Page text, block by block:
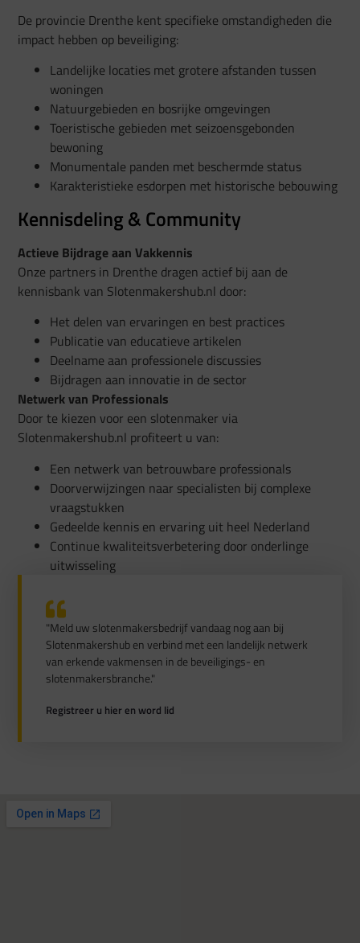
De provincie Drenthe kent specifieke omstandigheden die
impact hebben op beveiliging:
Landelijke locaties met grotere afstanden tussen
woningen
Natuurgebieden en bosrijke omgevingen
Toeristische gebieden met seizoensgebonden
bewoning
Monumentale panden met beschermde status
Karakteristieke esdorpen met historische bebouwing
Kennisdeling & Community
Actieve Bijdrage aan Vakkennis
Onze partners in Drenthe dragen actief bij aan de
kennisbank van Slotenmakershub.nl door:
Het delen van ervaringen en best practices
Publicatie van educatieve artikelen
Deelname aan professionele discussies
Bijdragen aan innovatie in de sector
Netwerk van Professionals
Door te kiezen voor een slotenmaker via
Slotenmakershub.nl profiteert u van:
Een netwerk van betrouwbare professionals
Doorverwijzingen naar specialisten bij complexe
vraagstukken
Gedeelde kennis en ervaring uit heel Nederland
Continue kwaliteitsverbetering door onderlinge
uitwisseling
"Meld uw slotenmakersbedrijf vandaag nog aan bij
Slotenmakershub en verbind met een landelijk netwerk
van erkende vakmensen in de beveiligings- en
slotenmakersbranche."
Registreer u hier en word lid